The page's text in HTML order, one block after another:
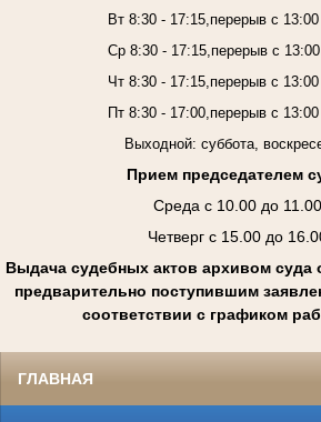
Вт 8:30 - 17:15,перерыв с
Ср 8:30 - 17:15,перерыв с
Чт 8:30 - 17:15,перерыв с
Пт 8:30 - 17:00,перерыв с
Выходной: суббота,
Прием председателем
Среда с 10.00 до 11.00
Четверг с 15.00 до
Выдача судебных актов архивом суда
предварительно поступившим
соответствии с графиком
ГЛАВНАЯ